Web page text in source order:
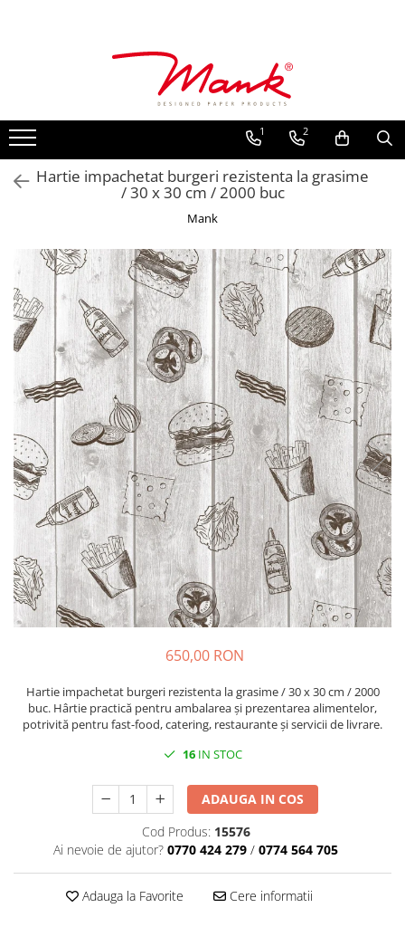
Toate Produsele
UNI
IMPRIMEU
SERVETELE FESTIVE
CULORI UNI
ANIVERSARE SAU BOTEZ
AURIU, ARGINTIU & BRONZ
UNICE, Gama SPANLIN
TEMATICA MARINA - PESCARESTI
VINTAGE
RUSTICE - VANATORESTI
TOAMNA
VALENTINE'S DAY /DRAGOBETE
1 & 8 MARTIE
PAŞTE / EASTER
TEMATICA CULINARA
IARNA-CRACIUN-REVELION
DELUXE LIGHT
DELUXE, 4 straturi
PORT-TACAMURI
AURIU, ARGINTIU & BRONZ
1 2
Hartie impachetat burgeri rezistenta la grasime
/ 30 x 30 cm / 2000 buc
Mank
650,00 RON
Hartie impachetat burgeri rezistenta la grasime / 30 x 30 cm / 2000
buc. Hârtie practică pentru ambalarea și prezentarea alimentelor,
potrivită pentru fast-food, catering, restaurante și servicii de livrare.
16IN STOC
ADAUGA IN COS
Cod Produs: 15576
Ai nevoie de ajutor? 0770 424 279 / 0774 564 705
Adauga la Favorite Cere informatii